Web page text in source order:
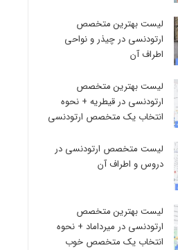
لیست بهترین متخصص
ارتودنسی در چیذر و نواحی
اطراف آن
لیست بهترین متخصص
ارتودنسی در قیطریه + نحوه
انتخاب یک متخصص ارتودنسی
لیست متخصص ارتودنسی در
دروس و اطراف آن
لیست بهترین متخصص
ارتودنسی در میرداماد + نحوه
انتخاب یک متخصص خوب